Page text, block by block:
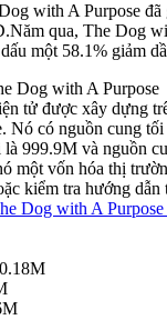
làm tài sản thế
giao dịch hàng đầu
with A Purpose đã
Năm qua, The Dog
một 58.1% giảm
Dog with A Purpose
tử được xây dựng
Nó có nguồn cung
999.9M và nguồn
một vốn hóa thị
kiểm tra hướng dẫn
Dog with A